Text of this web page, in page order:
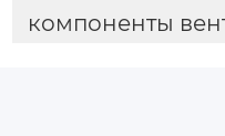
компоненты